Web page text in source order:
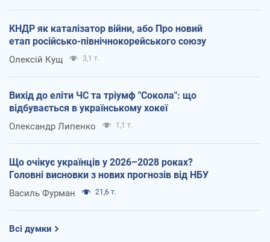
КНДР як каталізатор війни, або Про новий
етап російсько-північнокорейського союзу
Олексій Кущ 3,1 т.
Вихід до еліти ЧС та тріумф "Сокола": що
відбувається в українському хокеї
Олександр Липенко 1,1 т.
Що очікує українців у 2026–2028 роках?
Головні висновки з нових прогнозів від НБУ
Василь Фурман 21,6 т.
Всі думки